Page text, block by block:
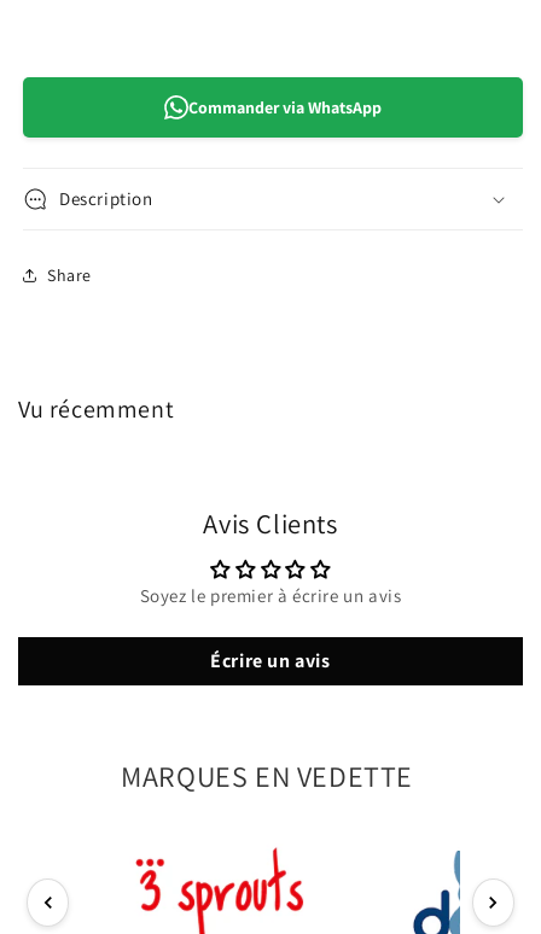
Commander via WhatsApp
Description
Share
Vu récemment
Avis Clients
Soyez le premier à écrire un avis
Écrire un avis
MARQUES EN VEDETTE